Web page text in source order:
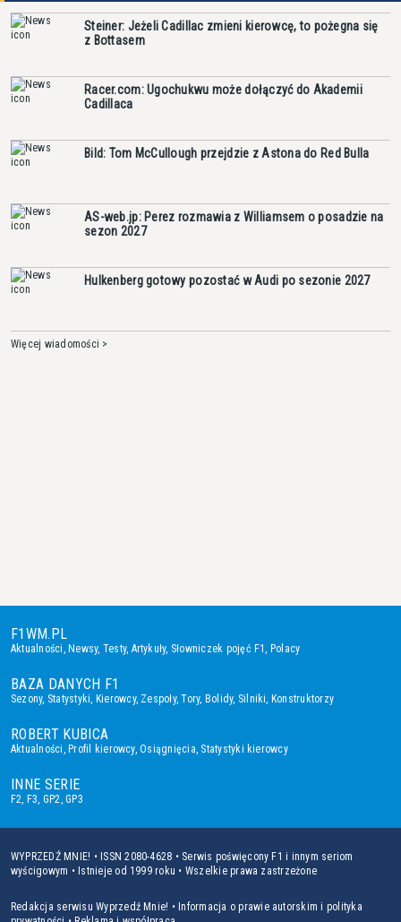
Steiner: Jeżeli Cadillac zmieni kierowcę, to pożegna się
z Bottasem
Racer.com: Ugochukwu może dołączyć do Akademii
Cadillaca
Bild: Tom McCullough przejdzie z Astona do Red Bulla
AS-web.jp: Perez rozmawia z Williamsem o posadzie na
sezon 2027
Hulkenberg gotowy pozostać w Audi po sezonie 2027
Więcej wiadomości >
F1WM.PL
Aktualności ,Newsy, Testy, Artykuły, Słowniczek pojęć F1 Polacy
BAZA DANYCH F1
Sezony, Statystyki Kierowcy, Zespoły,Tory, Bolidy, Silniki Konstruktorzy
ROBERT KUBICA
Aktualności ,Profil kierowcy,Osiągnięcia Statystyki kierowcy
INNE SERIE
F2 F3 GP2 ,GP3
WYPRZEDŹ MNIE! • ISSN 2080-4628 • Serwis poświęcony F1 i innym seriom
wyścigowym • Istnieje od 1999 roku • Wszelkie prawa zastrzeżone
Redakcja serwisu Wyprzedź Mnie! •Informacja o prawie autorskim i polityka